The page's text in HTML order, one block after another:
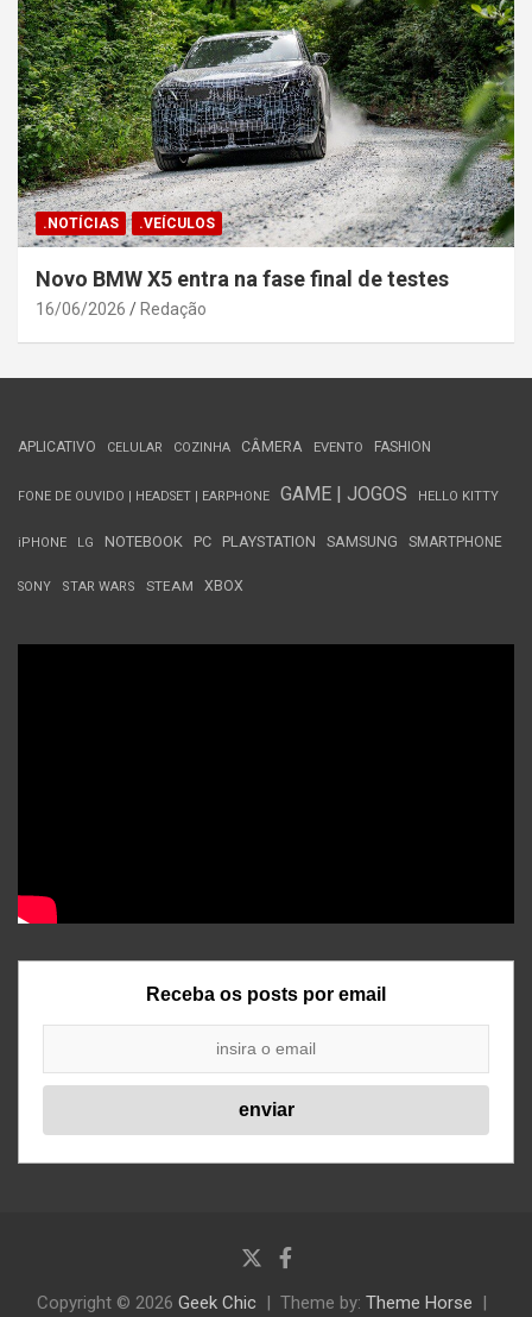
.NOTÍCIAS .VEÍCULOS
Novo BMW X5 entra na fase final de testes
16/06/2026 Redação
APLICATIVO CELULAR COZINHA CÂMERA EVENTO FASHION
FONE DE OUVIDO | HEADSET | EARPHONE GAME | JOGOS HELLO KITTY
iPHONE LG NOTEBOOK PC PLAYSTATION SAMSUNG SMARTPHONE
SONY STAR WARS STEAM XBOX
Receba os posts por email
Copyright © 2026 Geek Chic Theme by: Theme Horse